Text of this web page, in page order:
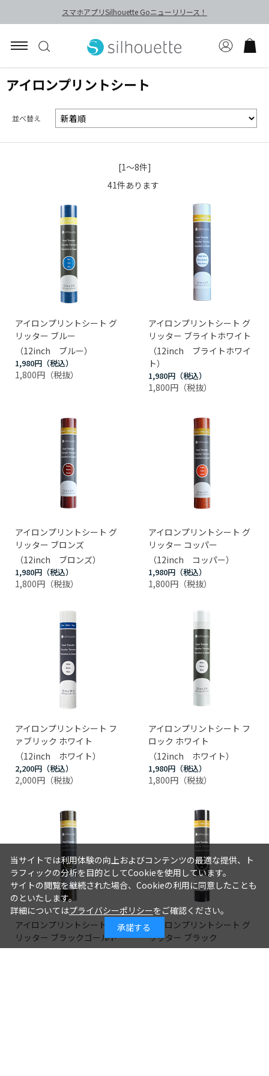
スマホアプリSilhouette Goニューリリース！
アイロンプリントシート
並べ替え
[1～8件]
41件あります
アイロンプリントシート グ
リッター ブルー
（12inch ブルー）
1,980円
1,800円
アイロンプリントシート グ
リッター ブライトホワイト
（12inch ブライトホワイ
ト）
1,980円
1,800円
アイロンプリントシート グ
リッター ブロンズ
（12inch ブロンズ）
1,980円
1,800円
アイロンプリントシート グ
リッター コッパー
（12inch コッパー）
1,980円
1,800円
アイロンプリントシート フ
ァブリック ホワイト
（12inch ホワイト）
2,200円
2,000円
アイロンプリントシート フ
ロック ホワイト
（12inch ホワイト）
1,980円
1,800円
アイロンプリントシート グ
リッター ブラックゴールド
アイロンプリントシート グ
リッター ブラック
当サイトでは利用体験の向上およびコンテンツの最適な提供、ト
ラフィックの分析を目的としてCookieを使用しています。
サイトの閲覧を継続された場合、Cookieの利用に同意したことも
のといたします。
詳細についてはプライバシーポリシーをご確認ください。
承諾する